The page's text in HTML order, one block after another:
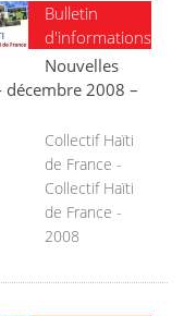
Bulletin
d'informations
Nouvelles
décembre 2008 –
Collectif Haïti
de France -
Collectif Haïti
de France -
2008